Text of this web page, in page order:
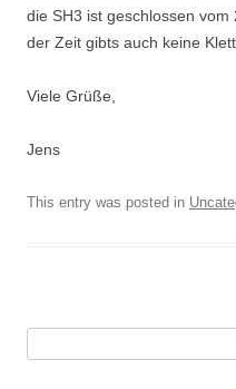
die SH3 ist geschlossen
der Zeit gibts auch keine
Viele Grüße,
Jens
This entry was posted in